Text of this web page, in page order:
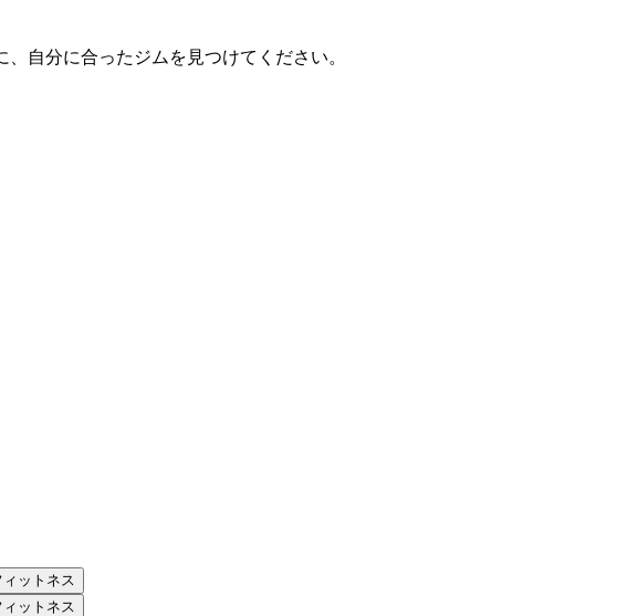
自分に合ったジムを見つけてください。
ットネス
ットネス